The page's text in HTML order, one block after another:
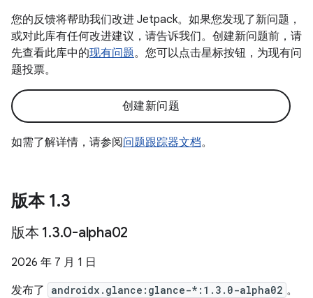
您的反馈将帮助我们改进 Jetpack。如果您发现了新问题，
或对此库有任何改进建议，请告诉我们。创建新问题前，请
先查看此库中的现有问题。您可以点击星标按钮，为现有问
题投票。
创建新问题
如需了解详情，请参阅问题跟踪器文档。
版本 1.3
版本 1.3.0-alpha02
2026 年 7 月 1 日
发布了
androidx.glance:glance-*:1.3.0-alpha02 。